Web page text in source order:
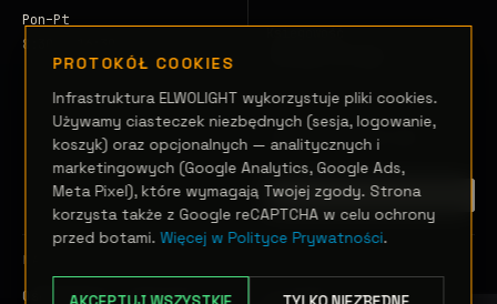
Pon–Pt
8:30 – 16:30
E-mail
info@elwolight.com
ZAINICJUJ SYGNAŁ →
NAWIGACJA
Oświetlenie sceniczne Realizacje
PROTOKÓŁ COOKIES
Infrastruktura ELWOLIGHT wykorzystuje pliki cookies.
Używamy ciasteczek niezbędnych (sesja, logowanie,
koszyk) oraz opcjonalnych — analitycznych i
marketingowych (Google Analytics, Google Ads,
Meta Pixel), które wymagają Twojej zgody. Strona
korzysta także z Google reCAPTCHA w celu ochrony
przed botami.Więcej w Polityce Prywatności.